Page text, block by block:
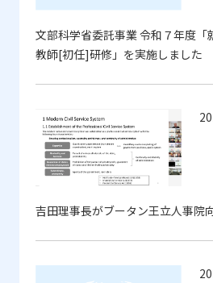
2019
2015
2013
文部科学省委託事業 令和７年度「
教師[初任]研修」を実施しました
吉田理事長がブータン王立人事院